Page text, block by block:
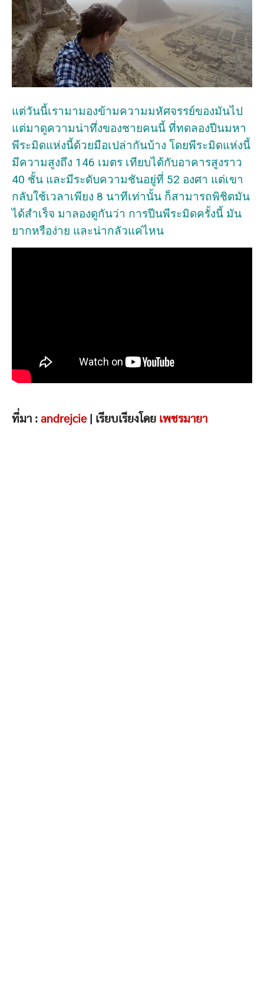
แต่วันนี้เรามามองข้ามความมหัศจรรย์ของมันไป
แต่มาดูความน่าทึ่งของชายคนนี้ ที่ทดลองปีนมหา
พีระมิดแห่งนี้ด้วยมือเปล่ากันบ้าง โดยพีระมิดแห่งนี้
มีความสูงถึง 146 เมตร เทียบได้กับอาคารสูงราว
40 ชั้น และมีระดับความชันอยู่ที่ 52 องศา แต่เขา
กลับใช้เวลาเพียง 8 นาทีเท่านั้น ก็สามารถพิชิตมัน
ได้สำเร็จ มาลองดูกันว่า การปีนพีระมิดครั้งนี้ มัน
ยากหรือง่าย และน่ากลัวแค่ไหน
ที่มา : andrejcie| เรียบเรียงโดย เพชรมายา